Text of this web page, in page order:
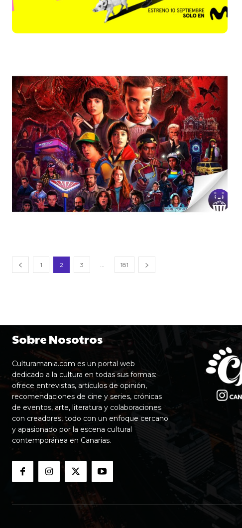
1 2 3 ... 181
Sobre Nosotros
Culturamania.com es un portal web
dedicado a la cultura en todas sus formas:
ofrece entrevistas, artículos de opinión,
recomendaciones de cine y series, crónicas
de eventos, arte, literatura y colaboraciones
con creadores, todo con un enfoque cercano
y apasionado por la escena cultural
contemporánea en Canarias.